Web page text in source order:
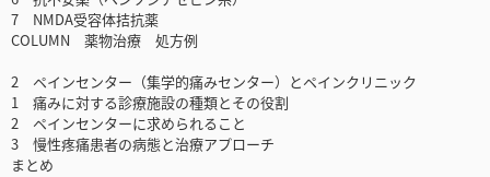
7 NMDA受容体拮抗薬
COLUMN 薬物治療 処方例
2 ペインセンター（集学的痛みセンター）とペインクリニック
1 痛みに対する診療施設の種類とその役割
2 ペインセンターに求められること
3 慢性疼痛患者の病態と治療アプローチ
まとめ